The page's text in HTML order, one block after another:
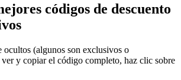
códigos de descuento
ocultos (algunos son exclusivos o
ver y copiar el código completo, haz clic sobre